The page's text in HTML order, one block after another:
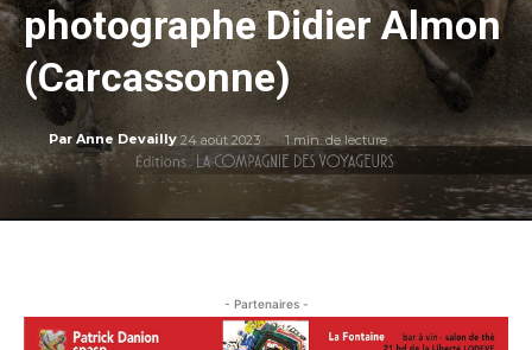
photographe Didier Almon
(Carcassonne)
Par Anne Devailly 24 août 2023 1 min. de lecture
- Partenaires -